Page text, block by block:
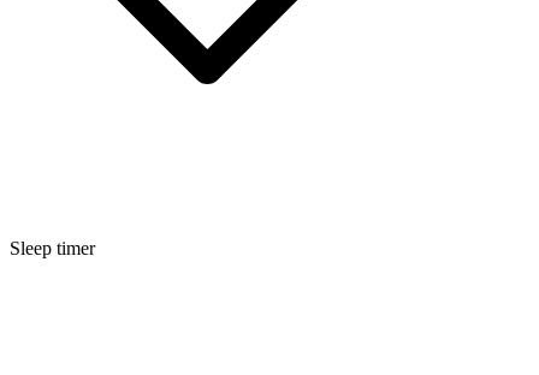
Sleep timer